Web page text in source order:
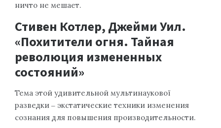
ничто не мешает.
Стивен Котлер, Джейми Уил.
«Похитители огня. Тайная
революция измененных
состояний»
Тема этой удивительной мультинаукової
разведки ‒ экстатические техники изменения
сознания для повышения производительности.